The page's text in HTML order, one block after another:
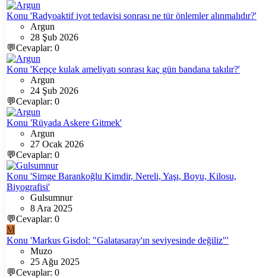
Konu 'Radyoaktif iyot tedavisi sonrası ne tür önlemler alınmalıdır?'
Argun
28 Şub 2026
💬Cevaplar: 0
Konu 'Kepçe kulak ameliyatı sonrası kaç gün bandana takılır?'
Argun
24 Şub 2026
💬Cevaplar: 0
Konu 'Rüyada Askere Gitmek'
Argun
27 Ocak 2026
💬Cevaplar: 0
Konu 'Simge Barankoğlu Kimdir, Nereli, Yaşı, Boyu, Kilosu,
Biyografisi'
Gulsumnur
8 Ara 2025
💬Cevaplar: 0
M
Konu 'Markus Gisdol: "Galatasaray'ın seviyesinde değiliz"'
Muzo
25 Ağu 2025
💬Cevaplar: 0